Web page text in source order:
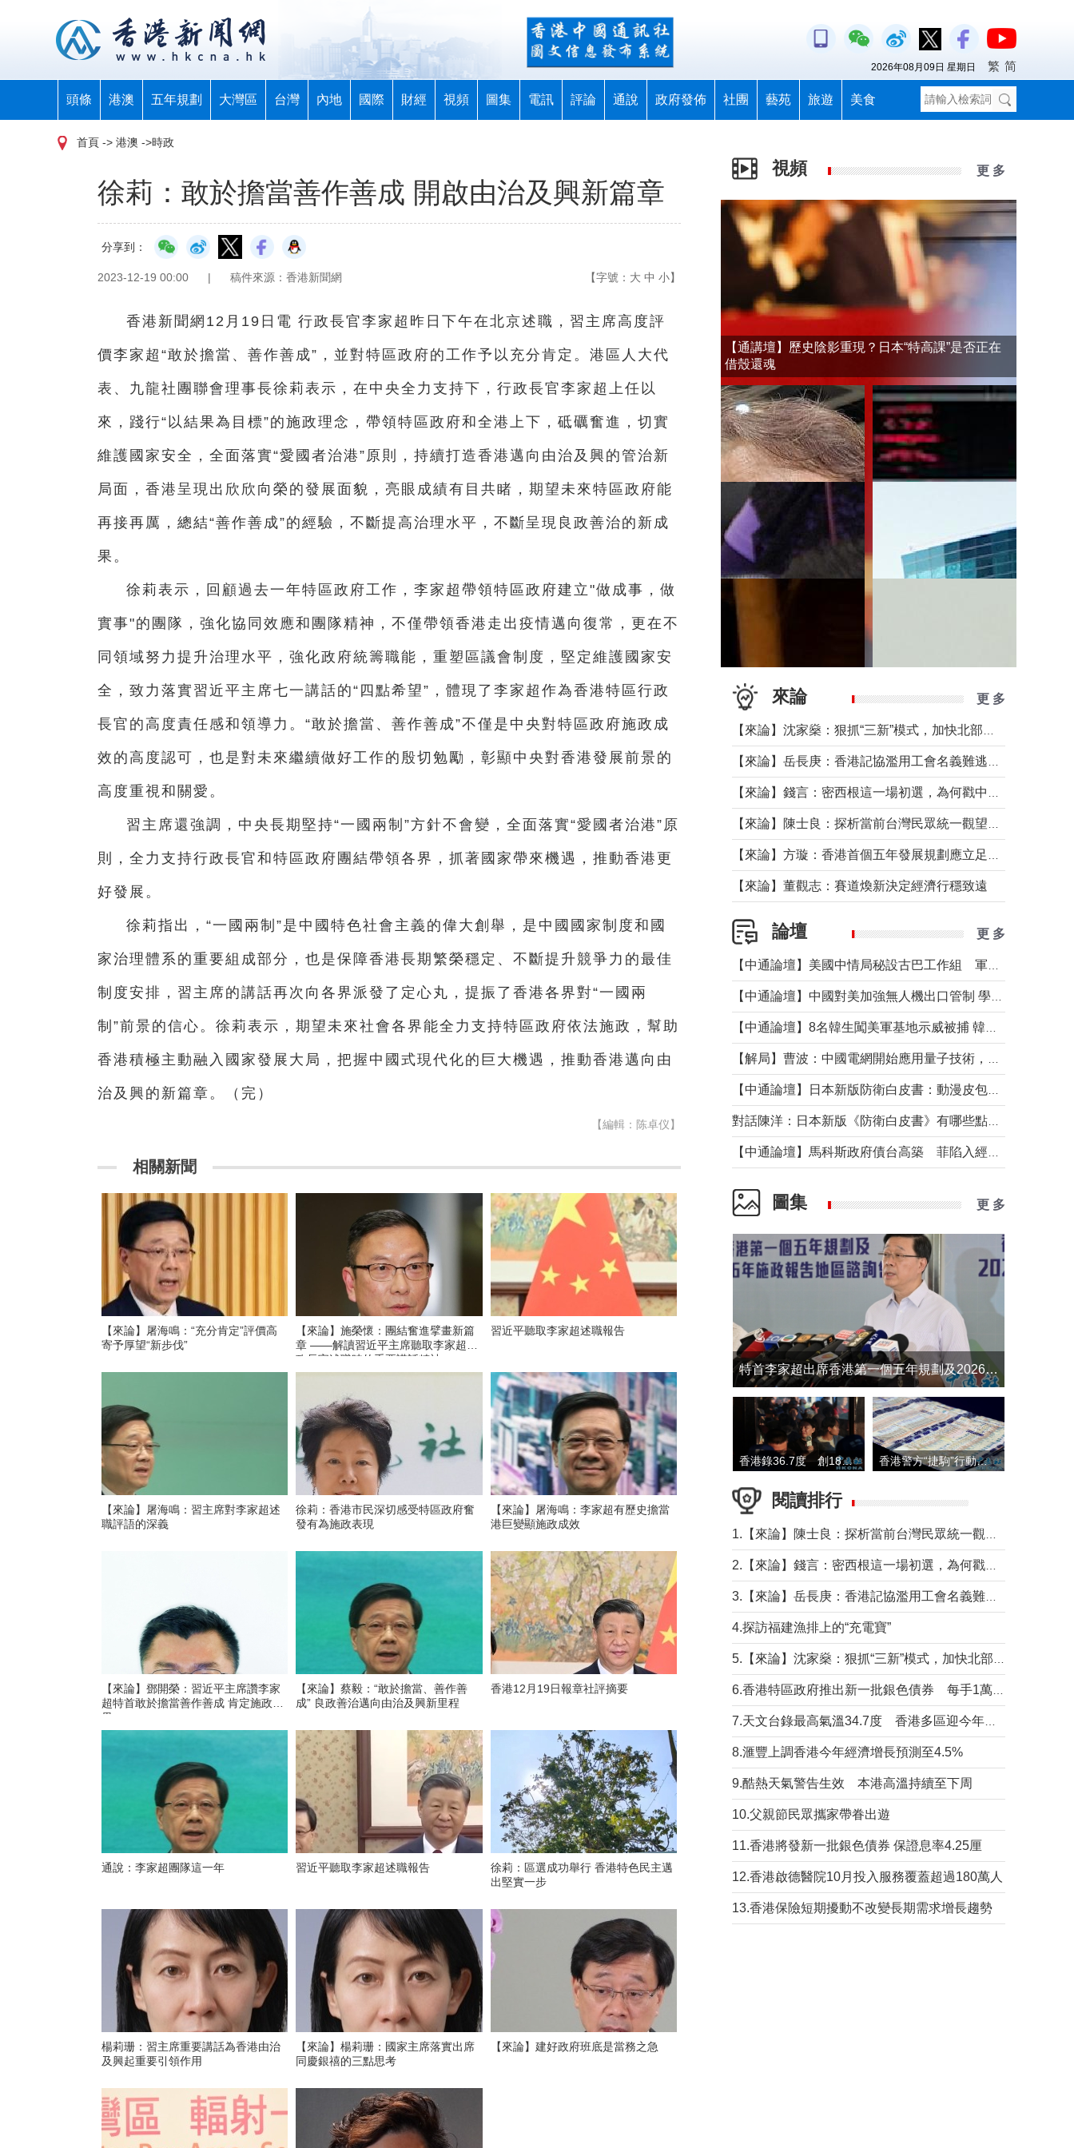
頭條 港澳 五年規劃 大灣區 台灣 內地 國際 財經 視頻 圖集 電訊 評論 通說 政府發佈 社團 藝苑 旅遊 美食
2026年08月09日 星期日 繁 简
首頁 -> 港澳 ->時政
徐莉：敢於擔當善作善成 開啟由治及興新篇章
分享到：
2023-12-19 00:00 | 稿件來源：香港新聞網 【字號： 大 中 小】
香港新聞網12月19日電 行政長官李家超昨日下午在北京述職，習主席高度評
價李家超“敢於擔當、善作善成”，並對特區政府的工作予以充分肯定。港區人大代
表、九龍社團聯會理事長徐莉表示，在中央全力支持下，行政長官李家超上任以
來，踐行“以結果為目標”的施政理念，帶領特區政府和全港上下，砥礪奮進，切實
維護國家安全，全面落實“愛國者治港”原則，持續打造香港邁向由治及興的管治新
局面，香港呈現出欣欣向榮的發展面貌，亮眼成績有目共睹，期望未來特區政府能
再接再厲，總結“善作善成”的經驗，不斷提高治理水平，不斷呈現良政善治的新成
果。
徐莉表示，回顧過去一年特區政府工作，李家超帶領特區政府建立"做成事，做
實事"的團隊，強化協同效應和團隊精神，不僅帶領香港走出疫情邁向復常，更在不
同領域努力提升治理水平，強化政府統籌職能，重塑區議會制度，堅定維護國家安
全，致力落實習近平主席七一講話的“四點希望”，體現了李家超作為香港特區行政
長官的高度責任感和領導力。“敢於擔當、善作善成”不僅是中央對特區政府施政成
效的高度認可，也是對未來繼續做好工作的殷切勉勵，彰顯中央對香港發展前景的
高度重視和關愛。
習主席還強調，中央長期堅持“一國兩制”方針不會變，全面落實“愛國者治港”原
則，全力支持行政長官和特區政府團結帶領各界，抓著國家帶來機遇，推動香港更
好發展。
徐莉指出，“一國兩制”是中國特色社會主義的偉大創舉，是中國國家制度和國
家治理體系的重要組成部分，也是保障香港長期繁榮穩定、不斷提升競爭力的最佳
制度安排，習主席的講話再次向各界派發了定心丸，提振了香港各界對“一國兩
制”前景的信心。徐莉表示，期望未來社會各界能全力支持特區政府依法施政，幫助
香港積極主動融入國家發展大局，把握中國式現代化的巨大機遇，推動香港邁向由
治及興的新篇章。（完）
【編輯：陈卓仪】
相關新聞
【來論】屠海鳴：“充分肯定”評價高
寄予厚望“新步伐”
【來論】施榮懷：團結奮進擘畫新篇
章 ——解讀習近平主席聽取李家超行
政長官述職時的重要講話精神
習近平聽取李家超述職報告
【來論】屠海鳴：習主席對李家超述
職評語的深義
徐莉：香港市民深切感受特區政府奮
發有為施政表現
【來論】屠海鳴：李家超有歷史擔當
港巨變顯施政成效
【來論】鄧開榮：習近平主席讚李家
超特首敢於擔當善作善成 肯定施政成
果
【來論】蔡毅：“敢於擔當、善作善
成” 良政善治邁向由治及興新里程
香港12月19日報章社評摘要
通說：李家超團隊這一年 習近平聽取李家超述職報告
徐莉：區選成功舉行 香港特色民主邁
出堅實一步
楊莉珊：習主席重要講話為香港由治
及興起重要引領作用
【來論】楊莉珊：國家主席落實出席
同慶銀禧的三點思考
【來論】建好政府班底是當務之急
視頻 更 多
【通講壇】歷史陰影重現？日本“特高課”是否正在
借殼還魂
來論 更 多
【來論】董觀志：賽道煥新決定經濟行穩致遠
論壇 更 多
圖集 更 多
​特首李家超出席香港第一個五年規劃及2026年《施政報告》地區諮詢會
香港錄36.7度 創1884年有紀錄以來最高溫 香港警方“捷駒”行動拘147人 涉洗黑錢逾6億元
閱讀排行
4.探訪福建漁排上的“充電寶”
8.滙豐上調香港今年經濟增長預測至4.5%
9.酷熱天氣警告生效 本港高溫持續至下周
10.父親節民眾攜家帶眷出遊
11.香港將發新一批銀色債券 保證息率4.25厘
12.香港啟德醫院10月投入服務覆蓋超過180萬人
13.香港保險短期擾動不改變長期需求增長趨勢